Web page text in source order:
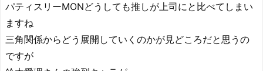
パティスリーMONどうしても推しが上司にと比べてしまい
ますね
三角関係からどう展開していくのかが見どころだと思うの
ですが